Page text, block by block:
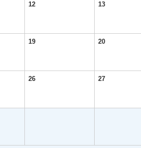
12 13
19 20
26 27